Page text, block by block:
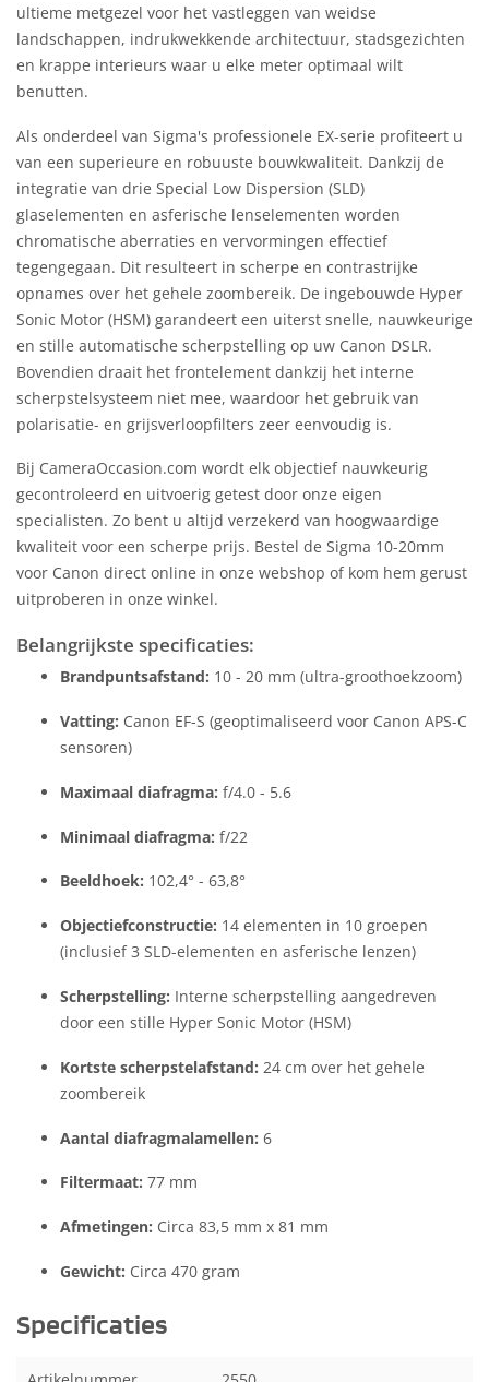
ultieme metgezel voor het vastleggen van weidse
landschappen, indrukwekkende architectuur, stadsgezichten
en krappe interieurs waar u elke meter optimaal wilt
benutten.
Als onderdeel van Sigma's professionele EX-serie profiteert u
van een superieure en robuuste bouwkwaliteit. Dankzij de
integratie van drie Special Low Dispersion (SLD)
glaselementen en asferische lenselementen worden
chromatische aberraties en vervormingen effectief
tegengegaan. Dit resulteert in scherpe en contrastrijke
opnames over het gehele zoombereik. De ingebouwde Hyper
Sonic Motor (HSM) garandeert een uiterst snelle, nauwkeurige
en stille automatische scherpstelling op uw Canon DSLR.
Bovendien draait het frontelement dankzij het interne
scherpstelsysteem niet mee, waardoor het gebruik van
polarisatie- en grijsverloopfilters zeer eenvoudig is.
Bij CameraOccasion.com wordt elk objectief nauwkeurig
gecontroleerd en uitvoerig getest door onze eigen
specialisten. Zo bent u altijd verzekerd van hoogwaardige
kwaliteit voor een scherpe prijs. Bestel de Sigma 10-20mm
voor Canon direct online in onze webshop of kom hem gerust
uitproberen in onze winkel.
Belangrijkste specificaties:
Brandpuntsafstand: 10 - 20 mm (ultra-groothoekzoom)
Vatting: Canon EF-S (geoptimaliseerd voor Canon APS-C
sensoren)
Maximaal diafragma: f/4.0 - 5.6
Minimaal diafragma: f/22
Beeldhoek: 102,4° - 63,8°
Objectiefconstructie: 14 elementen in 10 groepen
(inclusief 3 SLD-elementen en asferische lenzen)
Scherpstelling: Interne scherpstelling aangedreven
door een stille Hyper Sonic Motor (HSM)
Kortste scherpstelafstand: 24 cm over het gehele
zoombereik
Aantal diafragmalamellen: 6
Filtermaat: 77 mm
Afmetingen: Circa 83,5 mm x 81 mm
Gewicht: Circa 470 gram
Specificaties